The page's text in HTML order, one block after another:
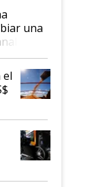
una
el